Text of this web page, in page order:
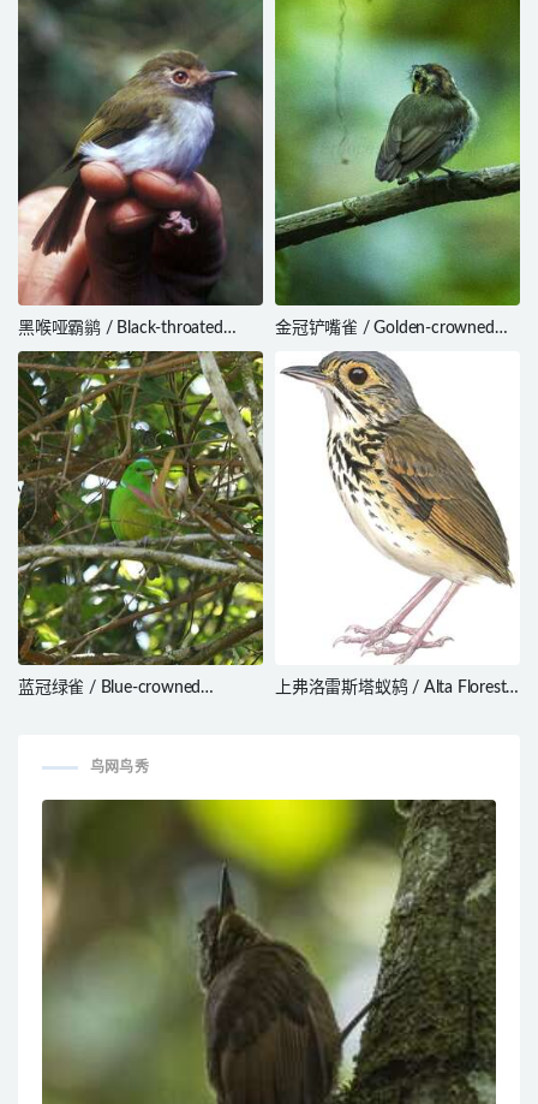
黑喉哑霸鹟 / Black-throated
Tody-Tyrant / Hemitriccus
granadensis
金冠铲嘴雀 / Golden-crowned
Spadebill / Platyrinchus coronatus
蓝冠绿雀 / Blue-crowned
上弗洛雷斯塔蚁鸫 / Alta Floresta
鸟网鸟秀